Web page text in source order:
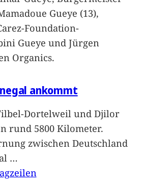
Gueye (13),
Foundation-
Gueye und Jürgen
Organics.
ankommt
Dortelweil und Djilor
rund 5800 Kilometer.
zwischen Deutschland
…